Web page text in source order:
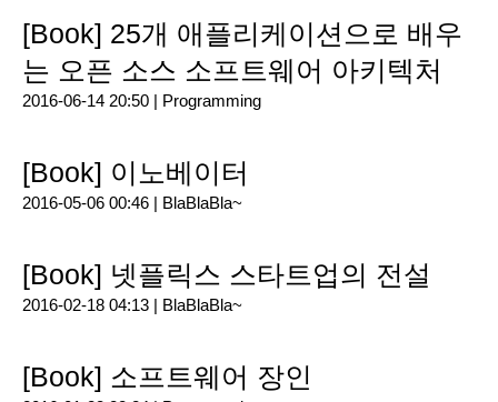
[Book] 25개 애플리케이션으로 배우
는 오픈 소스 소프트웨어 아키텍처
2016-06-14 20:50 | Programming
[Book] 이노베이터
2016-05-06 00:46 | BlaBlaBla~
[Book] 넷플릭스 스타트업의 전설
2016-02-18 04:13 | BlaBlaBla~
[Book] 소프트웨어 장인